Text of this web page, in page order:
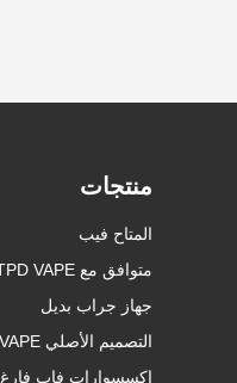
منتجات
المتاح فيب
متوافق مع TPD VAPE
جهاز جراب بديل
التصميم الأصلي VAPE وقلم VAPE
إكسسوارات فاب فارغ